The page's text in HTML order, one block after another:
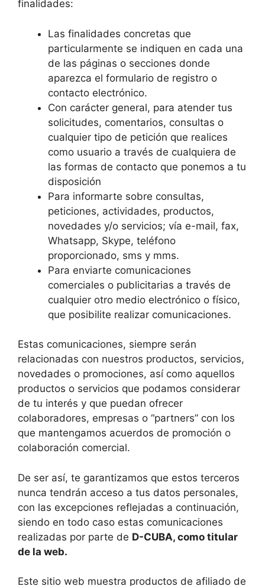
finalidades:
Las finalidades concretas que
particularmente se indiquen en cada una
de las páginas o secciones donde
aparezca el formulario de registro o
contacto electrónico.
Con carácter general, para atender tus
solicitudes, comentarios, consultas o
cualquier tipo de petición que realices
como usuario a través de cualquiera de
las formas de contacto que ponemos a tu
disposición
Para informarte sobre consultas,
peticiones, actividades, productos,
novedades y/o servicios; vía e-mail, fax,
Whatsapp, Skype, teléfono
proporcionado, sms y mms.
Para enviarte comunicaciones
comerciales o publicitarias a través de
cualquier otro medio electrónico o físico,
que posibilite realizar comunicaciones.
Estas comunicaciones, siempre serán
relacionadas con nuestros productos, servicios,
novedades o promociones, así como aquellos
productos o servicios que podamos considerar
de tu interés y que puedan ofrecer
colaboradores, empresas o “partners” con los
que mantengamos acuerdos de promoción o
colaboración comercial.
De ser así, te garantizamos que estos terceros
nunca tendrán acceso a tus datos personales,
con las excepciones reflejadas a continuación,
siendo en todo caso estas comunicaciones
realizadas por parte de D-CUBA, como titular
de la web.
Este sitio web muestra productos de afiliado de